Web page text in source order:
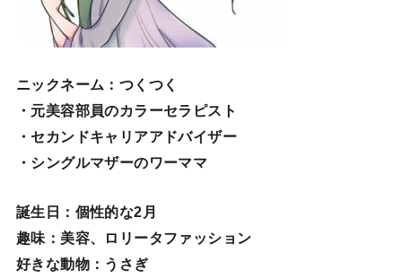
ニックネーム ：つくつく
・元美容部員のカラーセラピスト
・セカンドキャリアアドバイザー
・シングルマザーのワーママ
誕生日 ：個性的な2月
趣味 ：美容、ロリータファッション
好きな動物：うさぎ